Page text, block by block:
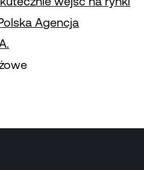
Agencja